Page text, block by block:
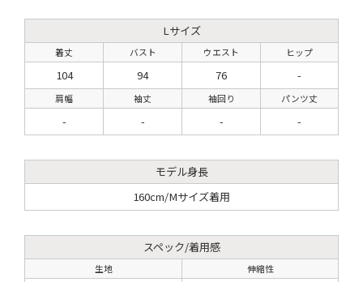
Lサイズ
着丈 バスト ウエスト ヒップ
104 94 76 -
肩幅 袖丈 袖回り パンツ丈
- - - -
モデル身長
160cm/Mサイズ着用
スペック/着用感
生地 伸縮性